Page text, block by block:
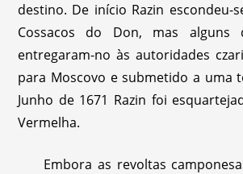
destino. De início Razin escondeu-
Cossacos do Don, mas alguns
entregaram-no às autoridades
para Moscovo e submetido a uma
Junho de 1671 Razin foi
Vermelha.
Embora as revoltas